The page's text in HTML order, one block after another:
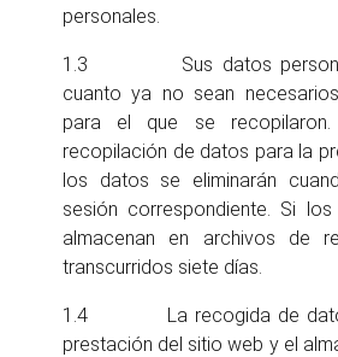
personales.
1.3 Sus datos
cuanto ya no sean
para el que se
recopilación de datos para la
los datos se eliminarán
sesión correspondiente. Si
almacenan en archivos de
transcurridos siete días.
1.4 La recogida de datos
prestación del sitio web y el